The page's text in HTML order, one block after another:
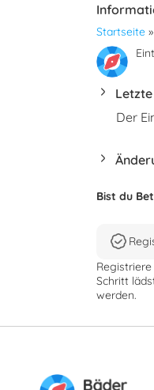
Startseite »
Der
Bist du
Schritt
werden.